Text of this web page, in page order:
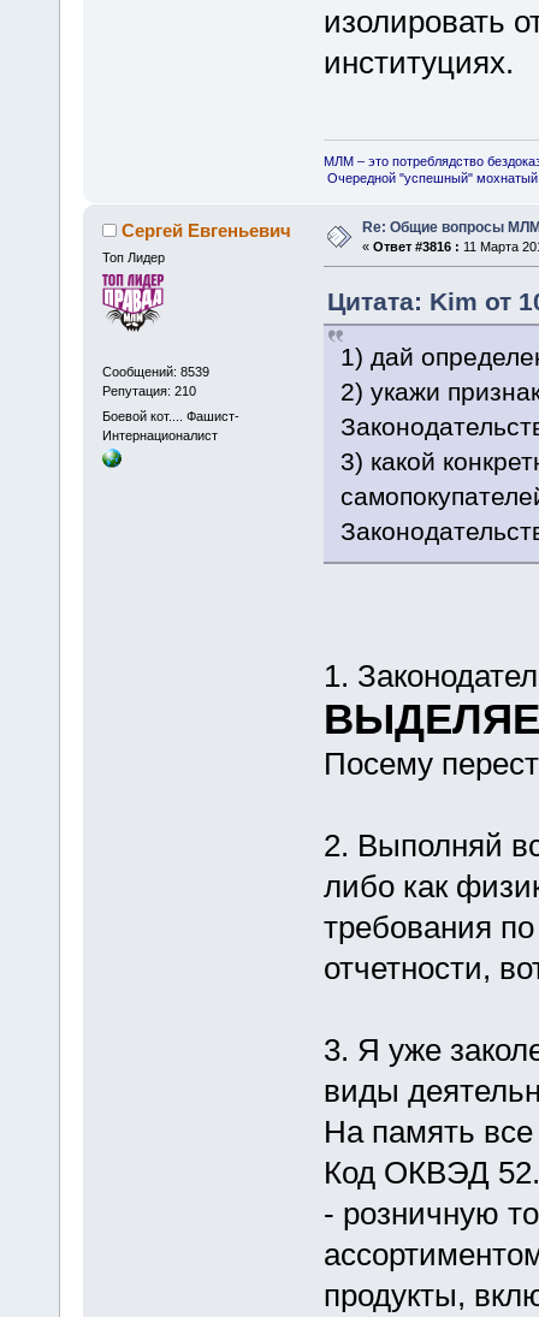
изолировать
институциях.
МЛМ – это потреблядство
Очередной "успешный"
Сергей Евгеньевич
Топ Лидер
Сообщений: 8539
Репутация: 210
Боевой кот.... Фашист-
Интернационалист
Re: Общие вопросы
« Ответ #3816 : 11 Марта
Цитата: Kim от
1) дай
2) укажи
3) какой
1.
Посему
2. Выполняй
либо как
требования
отчетности,
3. Я уже
виды
На память все
Код ОКВЭД
- розничную
продукты,